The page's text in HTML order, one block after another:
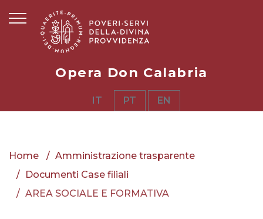
Opera Don Calabria
IT PT EN
Home
Amministrazione trasparente
Documenti Case filiali
AREA SOCIALE E FORMATIVA